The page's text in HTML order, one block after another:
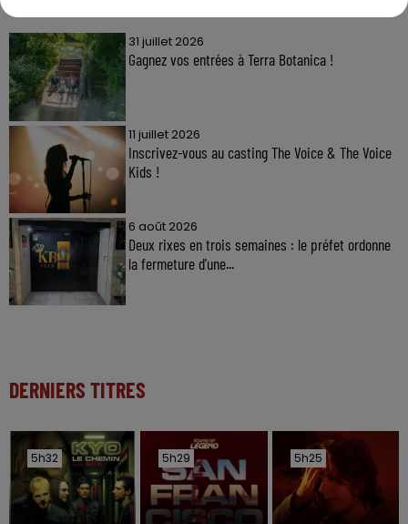
31 juillet 2026
Gagnez vos entrées à Terra Botanica !
11 juillet 2026
Inscrivez-vous au casting The Voice & The Voice
Kids !
6 août 2026
Deux rixes en trois semaines : le préfet ordonne
la fermeture d'une...
DERNIERS TITRES
5h32
5h32 5h29
5h29 5h25
5h25